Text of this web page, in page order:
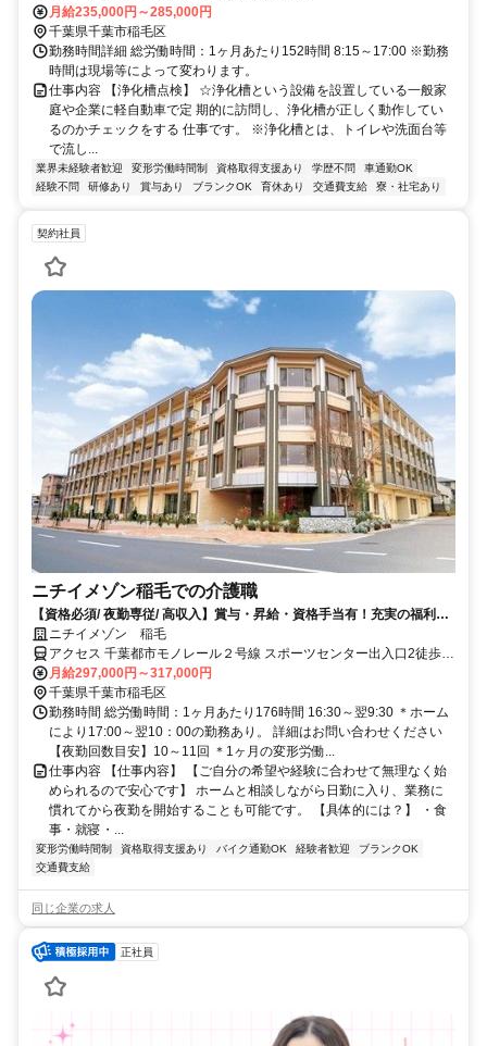
月給235,000円～285,000円
千葉県千葉市稲毛区
勤務時間詳細 総労働時間：1ヶ月あたり152時間 8:15～17:00 ※勤務
時間は現場等によって変わります。
仕事内容 【浄化槽点検】 ☆浄化槽という設備を設置している一般家
庭や企業に軽自動車で定 期的に訪問し、浄化槽が正しく動作してい
るのかチェックをする 仕事です。 ※浄化槽とは、トイレや洗面台等
で流し...
業界未経験者歓迎 変形労働時間制 資格取得支援あり 学歴不問
車通勤OK
経験不問
研修あり 賞与あり ブランクOK 育休あり 交通費支給 寮・社宅あり
契約社員
ニチイメゾン稲毛での介護職
【資格必須/ 夜勤専従/ 高収入】賞与・昇給・資格手当有！充実の福利厚
生◎資格取得支援でキャリアアップも目指せる！
ニチイメゾン 稲毛
アクセス 千葉都市モノレール２号線 スポーツセンター出入口2徒歩約
34分、千葉都市モノレール２号線 穴川（千葉県）出入口2徒歩約37
分、千葉都市モノレール２号線 動物公園出入口2徒歩約42分
月給297,000円～317,000円
千葉県千葉市稲毛区
勤務時間 総労働時間：1ヶ月あたり176時間 16:30～翌9:30 ＊ホーム
により17:00～翌10：00の勤務あり。 詳細はお問い合わせください
【夜勤回数目安】10～11回 ＊1ヶ月の変形労働...
仕事内容 【仕事内容】 【ご自分の希望や経験に合わせて無理なく始
められるので安心です】 ホームと相談しながら日勤に入り、業務に
慣れてから夜勤を開始することも可能です。 【具体的には？】 ・食
事・就寝・...
変形労働時間制 資格取得支援あり バイク通勤OK 経験者歓迎
ブランクOK
交通費支給
同じ企業の求人
正社員